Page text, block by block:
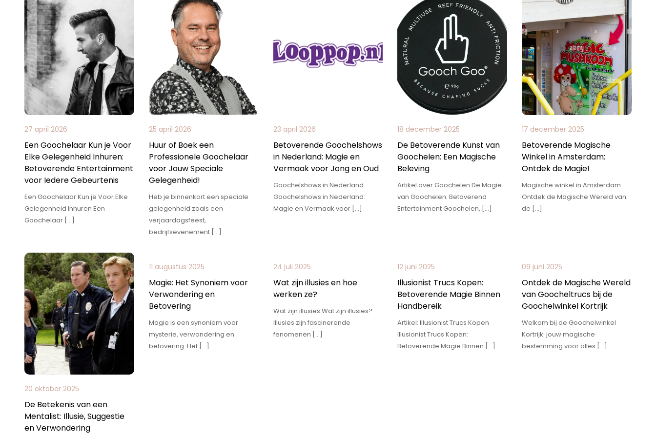
27 april 2026
Een Goochelaar Kun je Voor
Elke Gelegenheid Inhuren:
Betoverende Entertainment
voor Iedere Gebeurtenis
Een Goochelaar Kun je Voor Elke
Gelegenheid Inhuren Een
Goochelaar […]
25 april 2026
Huur of Boek een
Professionele Goochelaar
voor Jouw Speciale
Gelegenheid!
Heb je binnenkort een speciale
gelegenheid zoals een
verjaardagsfeest,
bedrijfsevenement […]
23 april 2026
Betoverende Goochelshows
in Nederland: Magie en
Vermaak voor Jong en Oud
Goochelshows in Nederland
Goochelshows in Nederland:
Magie en Vermaak voor […]
18 december 2025
De Betoverende Kunst van
Goochelen: Een Magische
Beleving
Artikel over Goochelen De Magie
van Goochelen: Betoverend
Entertainment Goochelen, […]
17 december 2025
Betoverende Magische
Winkel in Amsterdam:
Ontdek de Magie!
Magische winkel in Amsterdam
Ontdek de Magische Wereld van
de […]
20 oktober 2025
De Betekenis van een
Mentalist: Illusie, Suggestie
en Verwondering
11 augustus 2025
Magie: Het Synoniem voor
Verwondering en
Betovering
Magie is een synoniem voor
mysterie, verwondering en
betovering. Het […]
24 juli 2025
Wat zijn illusies en hoe
werken ze?
Wat zijn illusies Wat zijn illusies?
Illusies zijn fascinerende
fenomenen […]
12 juni 2025
Illusionist Trucs Kopen:
Betoverende Magie Binnen
Handbereik
Artikel: Illusionist Trucs Kopen
Illusionist Trucs Kopen:
Betoverende Magie Binnen […]
09 juni 2025
Ontdek de Magische Wereld
van Goocheltrucs bij de
Goochelwinkel Kortrijk
Welkom bij de Goochelwinkel
Kortrijk: jouw magische
bestemming voor alles […]